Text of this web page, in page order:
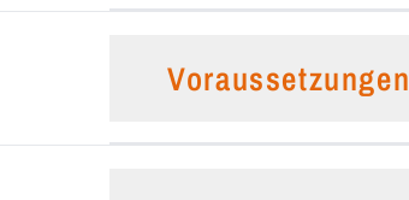
Voraussetzungen